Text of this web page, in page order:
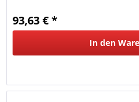
93,63 € *
In den